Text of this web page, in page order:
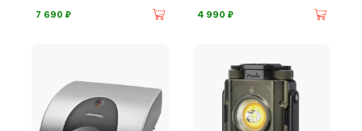
7 690 ⃏ 4 990 ⃏